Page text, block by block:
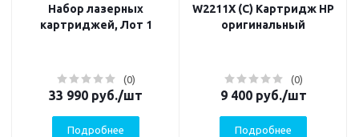
Набор лазерных
картриджей, Лот 1
(0)
33 990 руб./шт
Подробнее
W2211X (C) Картридж HP
оригинальный
(0)
9 400руб./шт
Подробнее